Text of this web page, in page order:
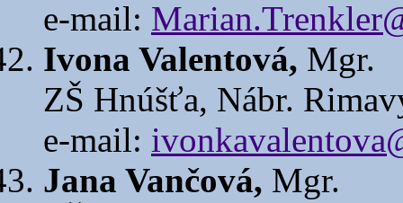
e-mail:
Ivona Valentová, Mgr.
ZŠ Hnúšťa, Nábr.
e-mail:
Jana Vančová, Mgr.